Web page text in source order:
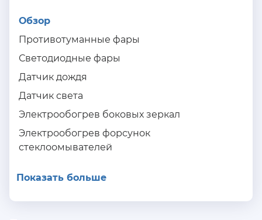
Обзор
Противотуманные фары
Светодиодные фары
Датчик дождя
Датчик света
Электрообогрев боковых зеркал
Электрообогрев форсунок
стеклоомывателей
Показать больше